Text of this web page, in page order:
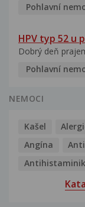
Pohlavní
HPV typ 52 u
Dobrý deň
Pohlavní
NEMOCI
Kašel
Angína